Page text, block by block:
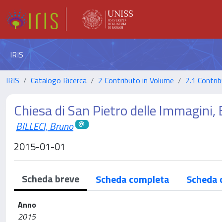
IRIS
IRIS Catalogo Ricerca 2 Contributo in Volume 2.1
Chiesa di San Pietro delle Immagini,
BILLECI, Bruno
2015-01-01
Scheda breve Scheda completa Scheda
Anno
2015